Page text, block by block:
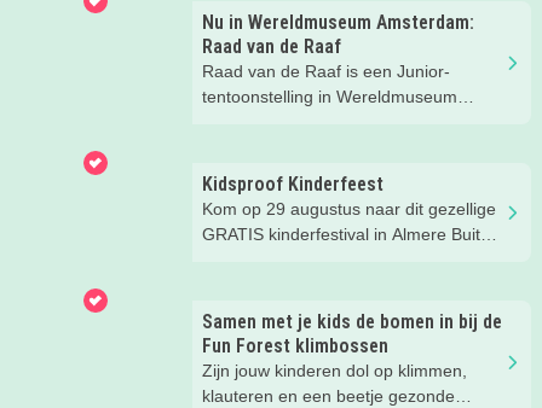
over de Romeinen die hier vroeger
hebben gewoond.
Nu in Wereldmuseum Amsterdam:
Raad van de Raaf
Raad van de Raaf is een Junior-
tentoonstelling in Wereldmuseum
we ontdekken met onze
Kidsproofreporters Kees, Aukje en
moeder Harmke.
Kidsproof Kinderfeest
Kom op 29 augustus naar dit gezellige
GRATIS kinderfestival in Almere Buiten
Samen met je kids de bomen in bij de
Fun Forest klimbossen
Zijn jouw kinderen dol op klimmen,
klauteren en een beetje gezonde